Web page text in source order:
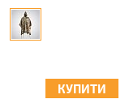
КУПИТИ